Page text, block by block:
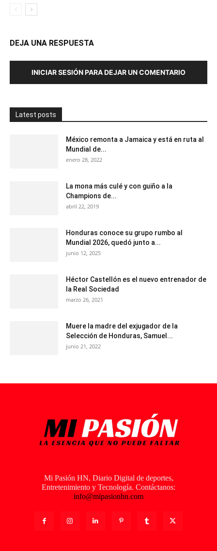
DEJA UNA RESPUESTA
INICIAR SESIÓN PARA DEJAR UN COMENTARIO
Latest posts
México remonta a Jamaica y está en ruta al
Mundial de...
enero 28, 2022
La mona más culé y con guiño a la
Champions de...
abril 22, 2019
Honduras conoce su grupo rumbo al
Mundial 2026, quedó junto a...
junio 12, 2025
Héctor Castellón es el nuevo entrenador de
la Real Sociedad
marzo 26, 2021
Muere la madre del exjugador de la
Selección de Honduras, Samuel...
junio 21, 2022
Mi Pasión HN, Diario Digital de deportes,
Entretenimiento y Tecnología. Contáctanos:
info@mipasionhn.com